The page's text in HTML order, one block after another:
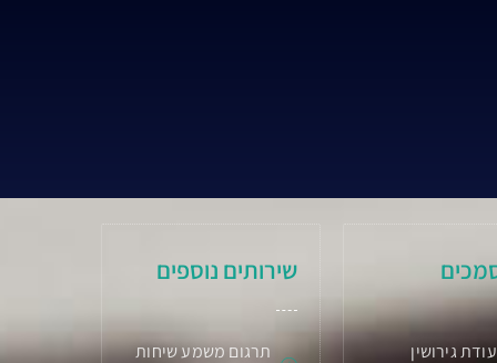
גירושין
שירותים נוספים
תרגום משמע שיחות